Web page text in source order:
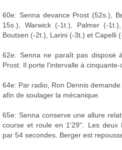
60e: Senna devance Prost (52s.),
15s.), Warwick (-1t.), Palmer (-
Boutsen (-2t.), Larini (-3t.) et Capelli
62e: Senna ne paraît pas disposé
Prost. Il porte l'intervalle à cinquante-
64e: Par radio, Ron Dennis
afin de soulager la mécanique.
65e: Senna conserve une allure
course et roule en 1'29''. Les deux
par 54 secondes. Berger est